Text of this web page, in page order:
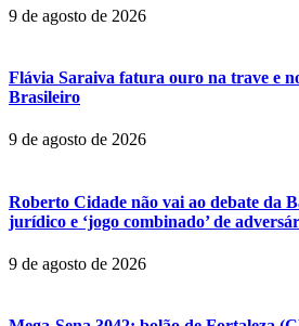
9 de agosto de 2026
Flávia Saraiva fatura ouro na trave e
Brasileiro
9 de agosto de 2026
Roberto Cidade não vai ao debate da
jurídico e ‘jogo combinado’ de
9 de agosto de 2026